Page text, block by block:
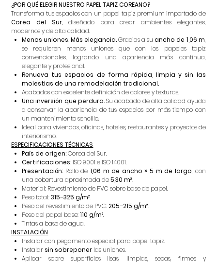
¿POR QUÉ ELEGIR NUESTRO PAPEL TAPIZ COREANO?
Transforma tus espacios con un papel tapiz premium importado de
Corea del Sur, diseñado para crear ambientes elegantes,
modernos y de alta calidad.
Menos uniones. Más elegancia.Gracias a suancho de 1,06 m,
se requieren menos uniones que con los papeles tapiz
convencionales, logrando una apariencia más continua,
elegante y profesional.
Renueva tus espacios de forma rápida, limpia y sin las
molestias de una remodelación tradicional.
Acabados con excelente definición de colores y texturas.
Una inversión que perdura.Su acabado de alta calidad ayuda
a conservar la apariencia de tus espacios por más tiempo con
un mantenimiento sencillo.
Ideal para viviendas, oficinas, hoteles, restaurantes y proyectos de
interiorismo.
ESPECIFICACIONES TÉCNICAS
País de origen:Corea del Sur.
Certificaciones: ISO 9001 e ISO 14001.
Presentación: Rollo de 1,06 m de ancho × 5 m de largo, con
una cobertura aproximada de5,30 m².
Material: Revestimiento de PVC sobre base de papel.
Peso total:315–325 g/m².
Peso del revestimiento de PVC:205–215 g/m².
Peso del papel base:110 g/m².
Tintas a base de agua.
INSTALACIÓN
Instalar con pegamento especial para papel tapiz.
Instalar sin sobreponer las uniones.
Aplicar sobre superficies lisas, limpias, secas, firmes y